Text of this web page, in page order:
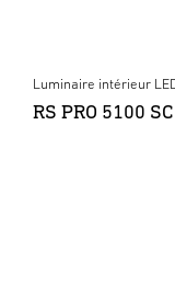
Luminaire intérieur
RS PRO 5100